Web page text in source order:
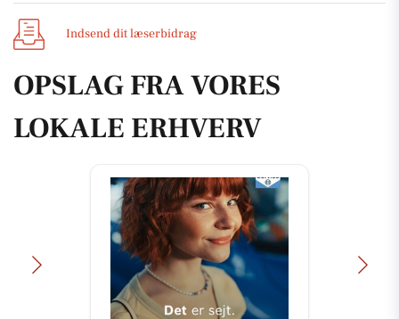
Indsend dit læserbidrag
OPSLAG FRA VORES
LOKALE ERHVERV